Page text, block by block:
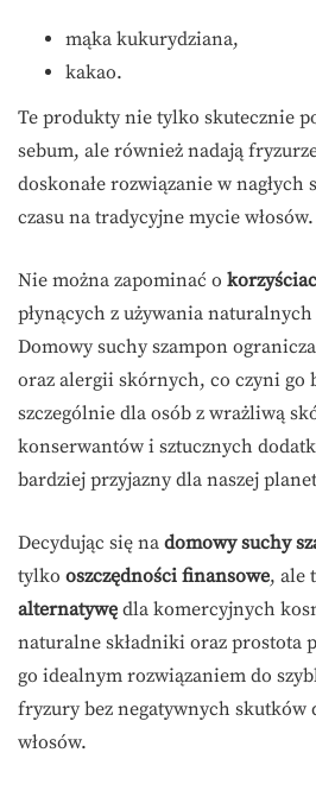
mąka kukurydziana,
kakao.
Te produkty nie tylko skutecznie
sebum, ale również nadają
doskonałe rozwiązanie w nagłych
czasu na tradycyjne mycie włosów.
Nie można zapominać o
płynących z używania
Domowy suchy szampon
oraz alergii skórnych, co czyni go
szczególnie dla osób z wrażliwą
konserwantów i sztucznych
bardziej przyjazny dla naszej
Decydując się na domowy suchy
tylko oszczędności finansowe, ale
alternatywę dla komercyjnych
naturalne składniki oraz prostota
go idealnym rozwiązaniem do
fryzury bez negatywnych skutków
włosów.